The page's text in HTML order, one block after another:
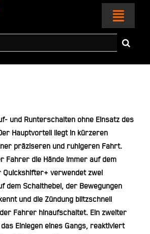
und Runterschalten ohne Einsatz des
Hauptvorteil liegt in kürzeren
präziseren und ruhigeren Fahrt.
Fahrer die Hände immer auf dem
Quickshifter+ verwendet zwei
dem Schalthebel, der Bewegungen
und die Zündung blitzschnell
Fahrer hinaufschaltet. Ein zweiter
Einlegen eines Gangs, reaktiviert